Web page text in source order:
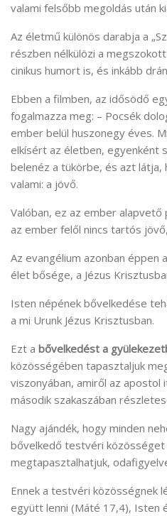
valami felsőbb megoldás után
Az életmű különös darabja a
részben nélkülözi a
cinikus humort is, és inkább
Ebben a filmben, az idősödő
fogalmazza meg: – Pocsék
ember belül huszonegy éves.
elkísért az életben, egyenként
belenéz a tükörbe, és azt látja,
valami: a jövő.
Valóban, ez az ember alapvető
az ember felől nincs tartós
Az evangélium azonban éppen
élet bősége, a Jézus
Isten népének bővelkedése
a mi Urunk Jézus Krisztusban.
Ezt a bővelkedést a
közösségében tapasztaljuk
viszonyában, amiről az
második szakaszában
Nagy ajándék, hogy minden
bővelkedő testvéri
megtapasztalhatjuk,
Ennek a testvéri közösségnek
együtt lenni (Máté 17,4), Isten